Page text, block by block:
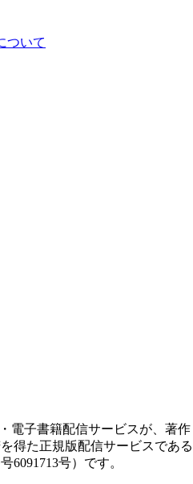
ついて
電子書籍配信サービスが、著作
得た正規版配信サービスである
6091713号）です。